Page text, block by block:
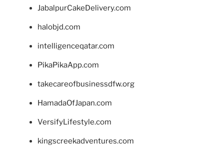
JabalpurCakeDelivery.com
halobjd.com
intelligenceqatar.com
PikaPikaApp.com
takecareofbusinessdfw.org
HamadaOfJapan.com
VersifyLifestyle.com
kingscreekadventures.com